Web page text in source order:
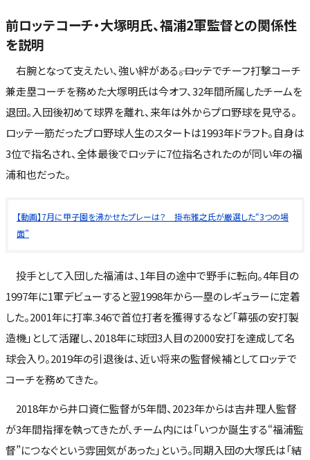
前ロッテコーチ・大塚明氏、福浦2軍監督との関係性
を説明
右腕となって支えたい、強い絆がある――。ロッテでチーフ打撃コーチ
兼走塁コーチを務めた大塚明氏は今オフ、32年間所属したチームを
退団。入団後初めて球界を離れ、来年は外からプロ野球を見守る。
ロッテ一筋だったプロ野球人生のスタートは1993年ドラフト。自身は
3位で指名され、全体最後でロッテに7位指名されたのが同い年の福
浦和也だった。
【動画】7月に甲子園を沸かせたプレーは？ 掛布雅之氏が厳選した“3つの場
面”
投手として入団した福浦は、1年目の途中で野手に転向。4年目の
1997年に1軍デビューすると翌1998年から一塁のレギュラーに定着
した。2001年に打率.346で首位打者を獲得するなど「幕張の安打製
造機」として活躍し、2018年に球団3人目の2000安打を達成して名
球会入り。2019年の引退後は、近い将来の監督候補としてロッテで
コーチを務めてきた。
2018年から井口資仁監督が5年間、2023年からは吉井理人監督
が3年間指揮を執ってきたが、チーム内には「いつか誕生する“福浦監
督”につなぐという雰囲気があった」という。同期入団の大塚氏は「結